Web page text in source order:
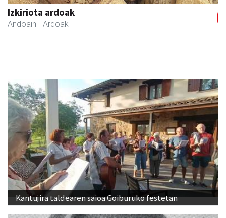
Izkiriota ardoak
Andoain - Ardoak
Kantujira taldearen saioa Goiburuko festetan